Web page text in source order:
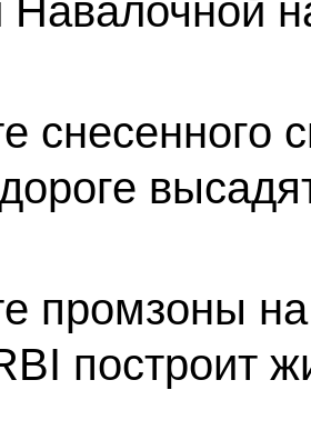
Навалочной
снесенного
промзоны
построит